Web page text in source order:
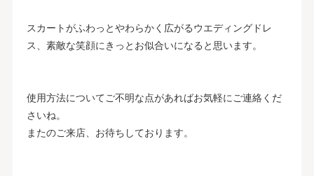
スカートがふわっとやわらかく広がるウエディングドレ
ス、素敵な笑顔にきっとお似合いになると思います。
使用方法についてご不明な点があればお気軽にご連絡くだ
さいね。
またのご来店、お待ちしております。